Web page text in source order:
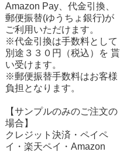
Amazon Pay、代金引換、
郵便振替(ゆうちょ銀行)が
ご利用いただけます。
※代金引換は手数料として
別途３３０円（税込）を 貰
い受けます。
※郵便振替手数料はお客様
負担となります。
【サンプルのみのご注文の
場合】
クレジット決済・ペイペ
イ・楽天ペイ・Amazon